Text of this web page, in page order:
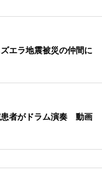
エラ地震被災の仲間に
患者がドラム演奏 動画